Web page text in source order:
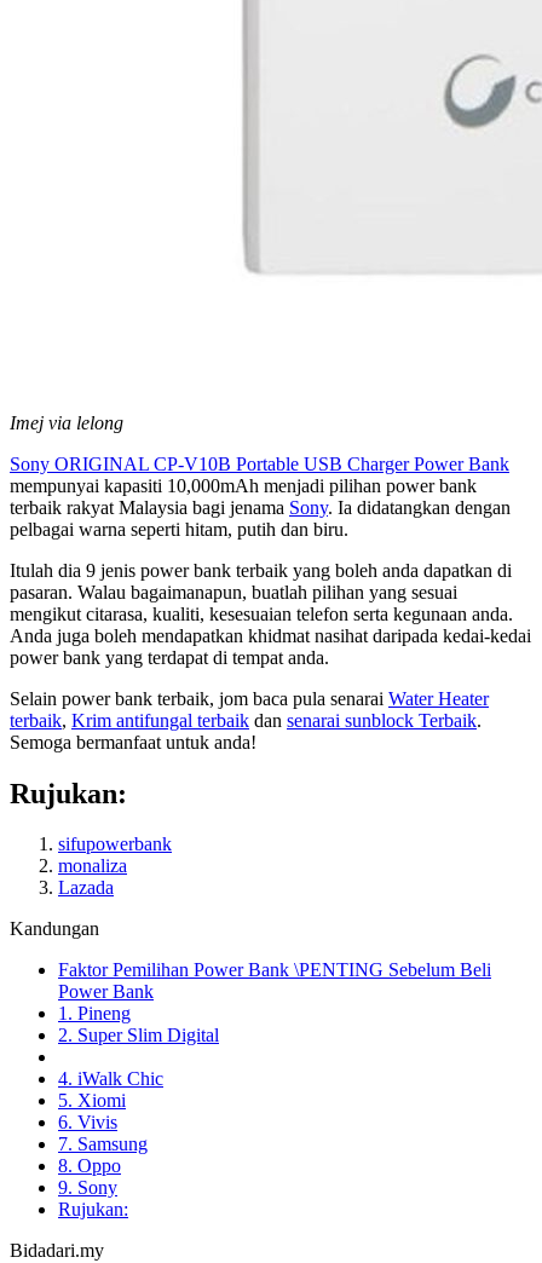
Imej via lelong
Sony ORIGINAL CP-V10B Portable USB Charger Power Bank
mempunyai kapasiti 10,000mAh menjadi pilihan power bank
terbaik rakyat Malaysia bagi jenama Sony. Ia didatangkan dengan
pelbagai warna seperti hitam, putih dan biru.
Itulah dia 9 jenis power bank terbaik yang boleh anda dapatkan di
pasaran. Walau bagaimanapun, buatlah pilihan yang sesuai
mengikut citarasa, kualiti, kesesuaian telefon serta kegunaan anda.
Anda juga boleh mendapatkan khidmat nasihat daripada kedai-kedai
power bank yang terdapat di tempat anda.
Selain power bank terbaik, jom baca pula senarai Water Heater
terbaik, Krim antifungal terbaik dan senarai sunblock Terbaik.
Semoga bermanfaat untuk anda!
Rujukan:
sifupowerbank
monaliza
Lazada
Kandungan
Faktor Pemilihan Power Bank \PENTING Sebelum Beli
Power Bank
1. Pineng
2. Super Slim Digital
4. iWalk Chic
5. Xiomi
6. Vivis
7. Samsung
8. Oppo
9. Sony
Rujukan:
Bidadari.my